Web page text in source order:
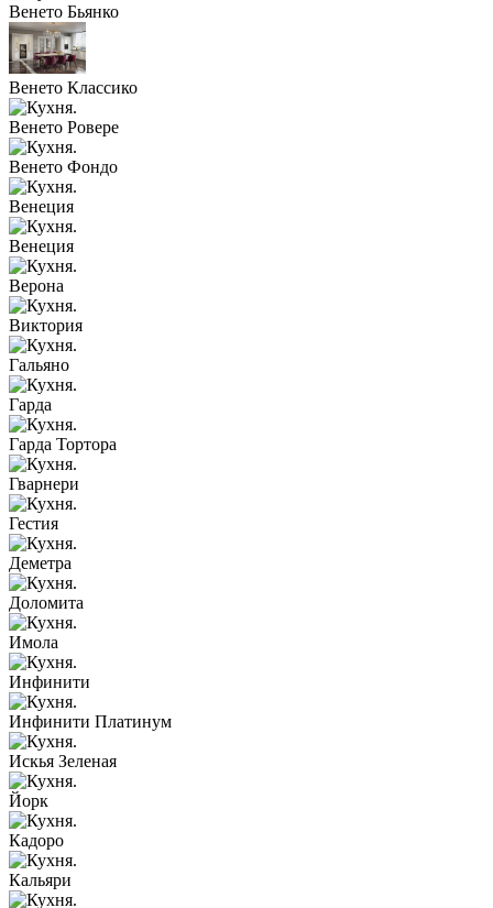
Венето Бьянко
Венето Классико
Венето Ровере
Венето Фондо
Венеция
Венеция
Верона
Виктория
Гальяно
Гарда
Гарда Тортора
Гварнери
Гестия
Деметра
Доломита
Имола
Инфинити
Инфинити Платинум
Искья Зеленая
Йорк
Кадоро
Кальяри